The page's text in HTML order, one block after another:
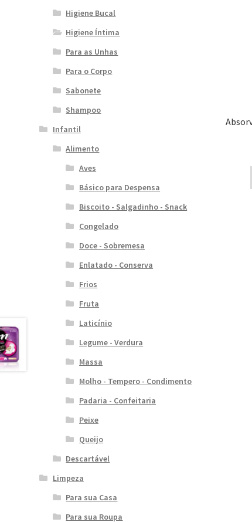
Higiene Bucal
Higiene Íntima
Para as Unhas
Para o Corpo
Sabonete
Shampoo
Infantil
Alimento
Aves
Básico para Despensa
Biscoito - Salgadinho - Snack
Congelado
Doce - Sobremesa
Enlatado - Conserva
Frios
Fruta
Laticínio
Legume - Verdura
Massa
Molho - Tempero - Condimento
Padaria - Confeitaria
Peixe
Queijo
Descartável
Limpeza
Para sua Casa
Para sua Roupa